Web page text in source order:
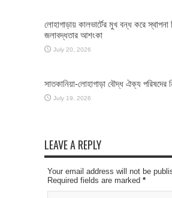
লোহাগাড়ায় কালভার্টের মুখ বন্ধ করে স্থাপনা
জলাবদ্ধতার আশংকা
July 20, 2026
সাতকানিয়া-লোহাগাড়া বৌদ্ধ ঐক্য পরিষদের
July 19, 2026
LEAVE A REPLY
Your email address will not be
Required fields are marked *